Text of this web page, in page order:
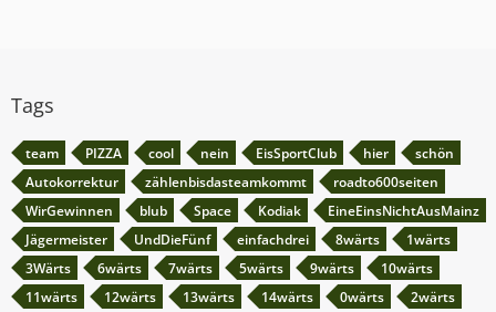
Tags
team PIZZA cool nein EisSportClub hier
schön
Autokorrektur
zählenbisdasteamkommt
roadto600seiten
WirGewinnen
blub Space Kodiak
EineEinsNichtAusMainz
Jägermeister
UndDieFünf einfachdrei 8wärts
1wärts
3Wärts
6wärts 7wärts 5wärts 9wärts
10wärts
11wärts
12wärts 13wärts 14wärts 0wärts
2wärts